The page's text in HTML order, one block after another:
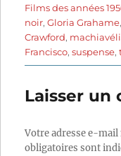
le
Films des années
noir,Gloria Grahame,
Crawford,
Francisco,suspense,
Laisser un
Votre adresse e-mail
obligatoires sont